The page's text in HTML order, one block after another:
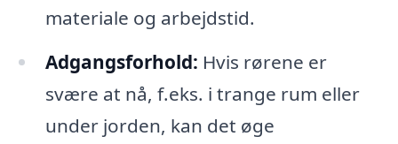
materiale og arbejdstid.
Adgangsforhold: Hvis rørene er
svære at nå, f.eks. i trange rum eller
under jorden, kan det øge